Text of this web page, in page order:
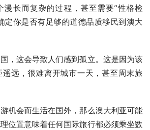
漫长而复杂的过程，甚至需要“性格检
定你是否有足够的道德品质移民到澳大
，这会导致人们感到孤立。这是因为该
远，很难离开城市一天，甚至周末旅
机会而生活在国外，那么澳大利亚可能
位置意味着任何国际旅行都必须乘坐数